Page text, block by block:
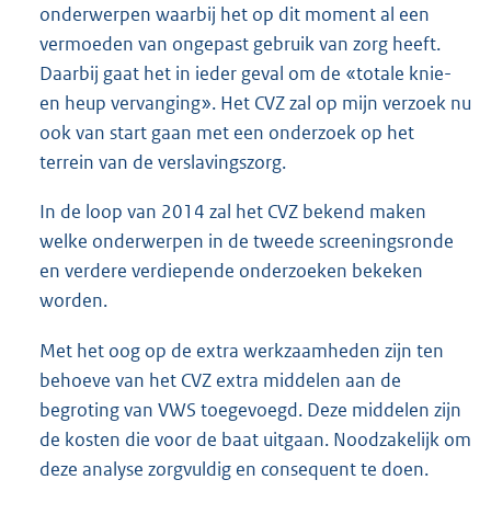
onderwerpen waarbij het op dit moment al een
vermoeden van ongepast gebruik van zorg heeft.
Daarbij gaat het in ieder geval om de «totale knie-
en heup vervanging». Het CVZ zal op mijn verzoek nu
ook van start gaan met een onderzoek op het
terrein van de verslavingszorg.
In de loop van 2014 zal het CVZ bekend maken
welke onderwerpen in de tweede screeningsronde
en verdere verdiepende onderzoeken bekeken
worden.
Met het oog op de extra werkzaamheden zijn ten
behoeve van het CVZ extra middelen aan de
begroting van VWS toegevoegd. Deze middelen zijn
de kosten die voor de baat uitgaan. Noodzakelijk om
deze analyse zorgvuldig en consequent te doen.